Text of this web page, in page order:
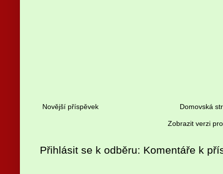
Novější příspěvek Domovská
Zobrazit verzi
Přihlásit se k odběru: Komentáře k